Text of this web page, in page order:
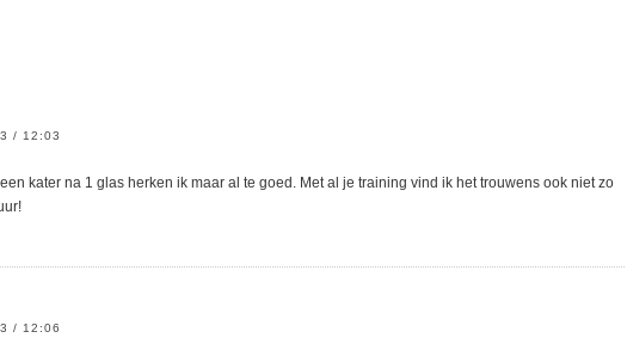
/ 12:03
kater na 1 glas herken ik maar al te goed. Met al je training vind ik het trouwens ook niet zo
/ 12:06